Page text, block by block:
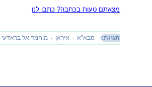
מצאתם טעות בכתבה? כתבו לנו
תגיות: סבא"א איראן מוחמד אל בראדעי